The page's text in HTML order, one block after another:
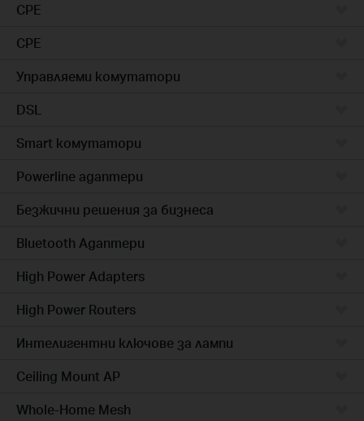
CPE
CPE
Управляеми комутатори
DSL
Smart комутатори
Powerline адаптери
Безжични решения за бизнеса
Bluetooth Адаптери
High Power Adapters
High Power Routers
Интелигентни ключове за лампи
Ceiling Mount AP
Whole-Home Mesh